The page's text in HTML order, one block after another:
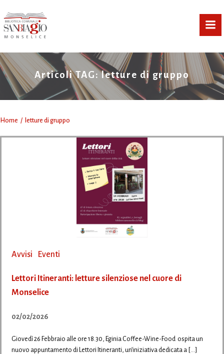
Articoli TAG: letture di gruppo
Home letture di gruppo
Avvisi Eventi
Lettori Itineranti: letture silenziose nel cuore di
Monselice
02/02/2026
Giovedì 26 Febbraio alle ore 18.30, Eginia Coffee-Wine-Food ospita un
nuovo appuntamento di Lettori Itineranti, un’iniziativa dedicata a […]